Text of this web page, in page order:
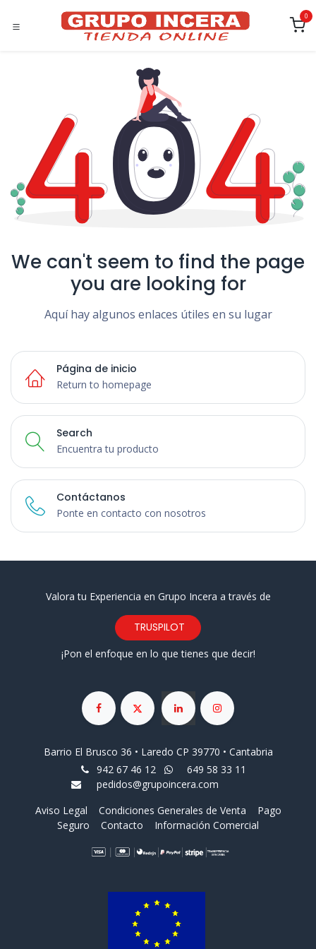
0
We can't seem to find the page
you are looking for
Aquí hay algunos enlaces útiles en su lugar
Página de inicio
Return to homepage
Search
Encuentra tu producto
Contáctanos
Ponte en contacto con nosotros
Valora tu Experiencia en Grupo Incera a través de
TRUSPILOT
¡Pon el enfoque en lo que tienes que decir!
Barrio El Brusco 36 • Laredo CP 39770 • Cantabria
942 67 46 12
649 58 33 11
pedidos@grupoincera.com
Aviso Legal
Condiciones Generales de Venta
Pago
Seguro
Contacto Información Comercial